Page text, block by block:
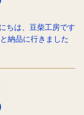
ちは、豆柴工房です
納品に行きました